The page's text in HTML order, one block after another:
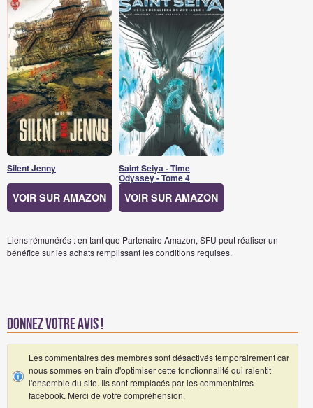
Silent Jenny
VOIR SUR AMAZON
Saint Seiya - Time
Odyssey - Tome 4
VOIR SUR AMAZON
Liens rémunérés : en tant que Partenaire Amazon, SFU peut réaliser un
bénéfice sur les achats remplissant les conditions requises.
Donnez votre avis !
Les commentaires des membres sont désactivés temporairement car
nous sommes en train d'optimiser cette fonctionnalité qui ralentit
l'ensemble du site. Ils sont remplacés par les commentaires
facebook. Merci de votre compréhension.